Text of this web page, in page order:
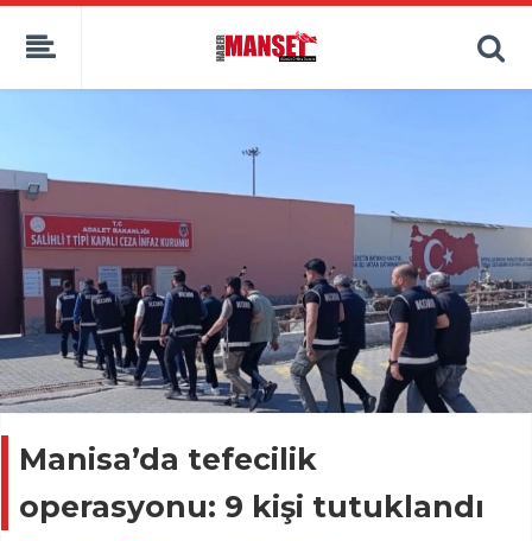
Manisa’da tefecilik
operasyonu: 9 kişi tutuklandı